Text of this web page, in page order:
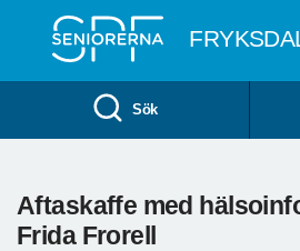
Sök
Aftaskaffe med
Frida Frorell